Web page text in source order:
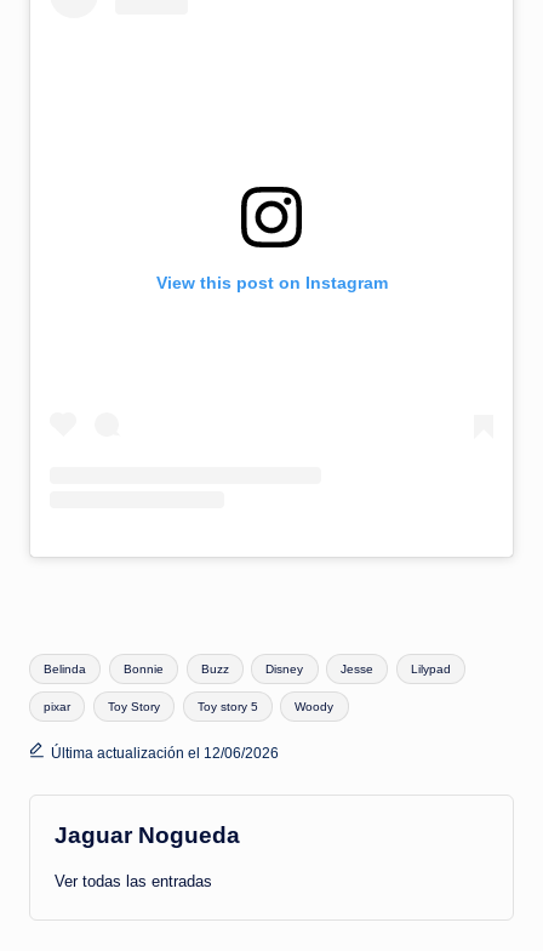
View this post on Instagram
Etiquetas:
Belinda Bonnie Buzz Disney Jesse Lilypad
pixar Toy Story Toy story 5 Woody
Última actualización el 12/06/2026
Jaguar Nogueda
Ver todas las entradas